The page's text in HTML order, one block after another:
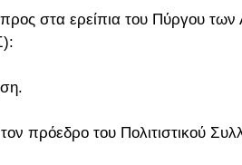
στα ερείπια του Πύργου των
πρόεδρο του Πολιτιστικού